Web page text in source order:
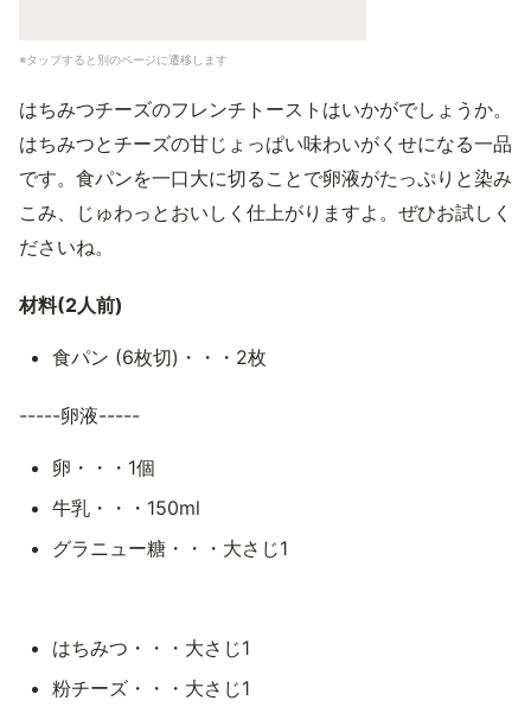
※タップすると別のページに遷移します
はちみつチーズのフレンチトーストはいかがでしょうか。
はちみつとチーズの甘じょっぱい味わいがくせになる一品
です。食パンを一口大に切ることで卵液がたっぷりと染み
こみ、じゅわっとおいしく仕上がりますよ。ぜひお試しく
ださいね。
材料(2人前)
食パン (6枚切)・・・2枚
-----卵液-----
卵・・・1個
牛乳・・・150ml
グラニュー糖・・・大さじ1
はちみつ・・・大さじ1
粉チーズ・・・大さじ1